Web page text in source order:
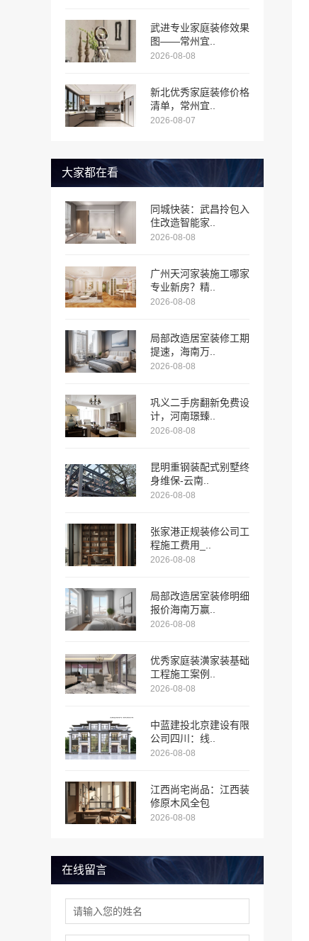
武进专业家庭装修效果
图——常州宜..
2026-08-08
新北优秀家庭装修价格
清单，常州宜..
2026-08-07
大家都在看
同城快装：武昌拎包入
住改造智能家..
2026-08-08
广州天河家装施工哪家
专业新房？精..
2026-08-08
局部改造居室装修工期
提速，海南万..
2026-08-08
巩义二手房翻新免费设
计，河南璟臻..
2026-08-08
昆明重钢装配式别墅终
身维保-云南..
2026-08-08
张家港正规装修公司工
程施工费用_..
2026-08-08
局部改造居室装修明细
报价海南万赢..
2026-08-08
优秀家庭装潢家装基础
工程施工案例..
2026-08-08
中蓝建投北京建设有限
公司四川：线..
2026-08-08
江西尚宅尚品：江西装
修原木风全包
2026-08-08
在线留言